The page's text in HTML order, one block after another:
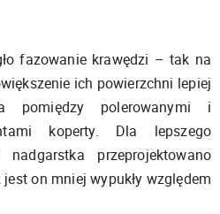
fazowanie krawędzi – tak na
ich powierzchni lepiej
pomiędzy polerowanymi i
koperty. Dla lepszego
przeprojektowano
on mniej wypukły względem